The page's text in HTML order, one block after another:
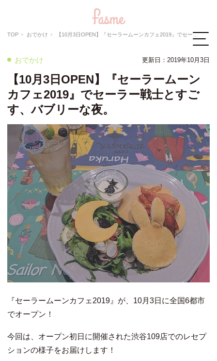
TOP おでかけ 【10月3日OPEN】『セーラームーンカフェ2019』でセーラー戦士とすごす、バブリーな夜。
おでかけ 更新日： 2019年10月3日
【10月3日OPEN】『セーラームーン
カフェ2019』でセーラー戦士とすご
す、バブリーな夜。
『セーラームーンカフェ2019』が、10月3日に全国6都市
でオープン！
今回は、オープン初日に開催された渋谷109店でのレセプ
ションの様子をお届けします！